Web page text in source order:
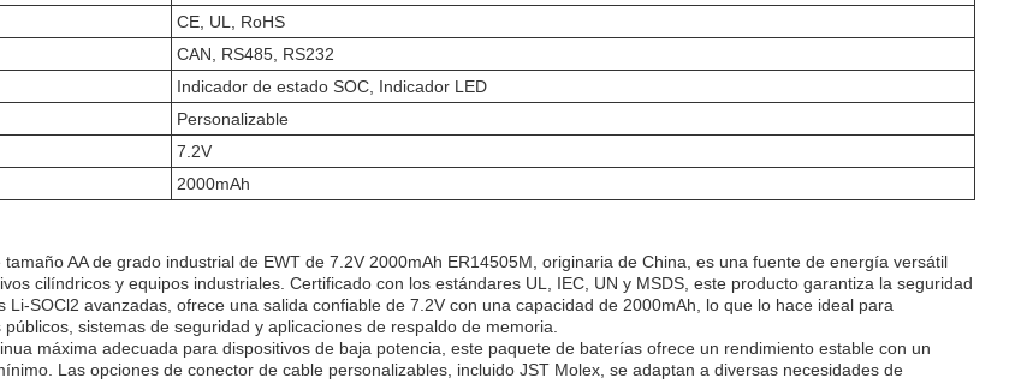
CE, UL, RoHS
CAN, RS485, RS232
Indicador de estado SOC, Indicador LED
Personalizable
7.2V
2000mAh
AA de grado industrial de EWT de 7.2V 2000mAh ER14505M, originaria de China, es una fuente de energía versátil
cilíndricos y equipos industriales. Certificado con los estándares UL, IEC, UN y MSDS, este producto garantiza la seguridad
Li-SOCl2 avanzadas, ofrece una salida confiable de 7.2V con una capacidad de 2000mAh, lo que lo hace ideal para
sistemas de seguridad y aplicaciones de respaldo de memoria.
máxima adecuada para dispositivos de baja potencia, este paquete de baterías ofrece un rendimiento estable con un
Las opciones de conector de cable personalizables, incluido JST Molex, se adaptan a diversas necesidades de